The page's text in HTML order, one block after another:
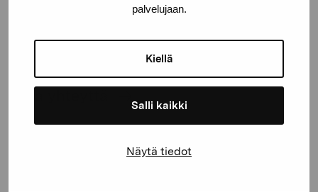
palvelujaan.
Kiellä
Salli kaikki
Näytä tiedot